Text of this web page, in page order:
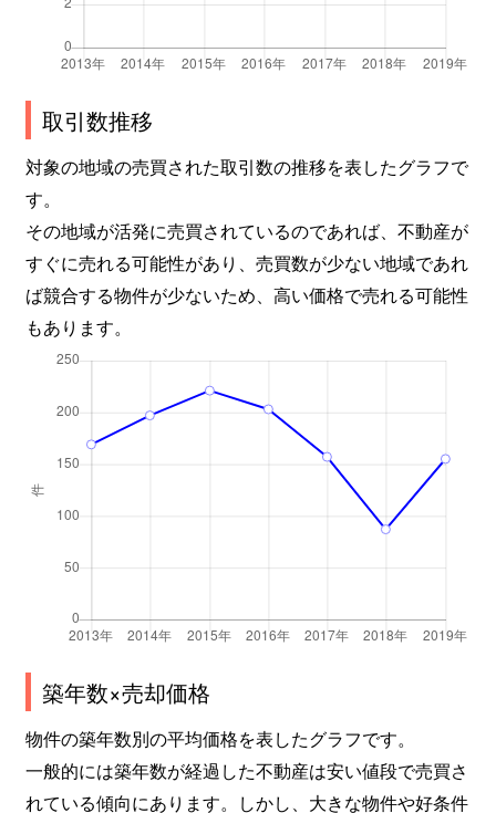
取引数推移
対象の地域の売買された取引数の推移を表したグラフで
す。
その地域が活発に売買されているのであれば、不動産が
すぐに売れる可能性があり、売買数が少ない地域であれ
ば競合する物件が少ないため、高い価格で売れる可能性
もあります。
築年数×売却価格
物件の築年数別の平均価格を表したグラフです。
一般的には築年数が経過した不動産は安い値段で売買さ
れている傾向にあります。しかし、大きな物件や好条件